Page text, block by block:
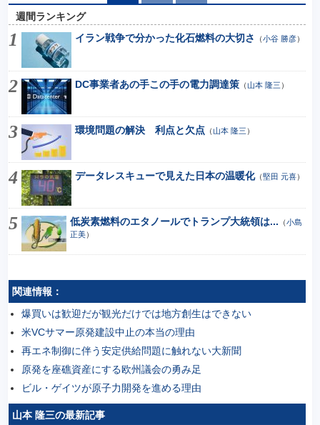
週間ランキング
イラン戦争で分かった化石燃料の大切さ
（小谷 勝彦）
DC事業者あの手この手の電力調達策（山本 隆三 ）
環境問題の解決 利点と欠点 （山本 隆三 ）
データレスキューで見えた日本の温暖化（堅田 元喜）
低炭素燃料のエタノールでトランプ大統領は... （小島
正美）
関連情報：
爆買いは歓迎だが観光だけでは地方創生はできない
米VCサマー原発建設中止の本当の理由
再エネ制御に伴う安定供給問題に触れない大新聞
原発を座礁資産にする欧州議会の勇み足
ビル・ゲイツが原子力開発を進める理由
山本 隆三の最新記事